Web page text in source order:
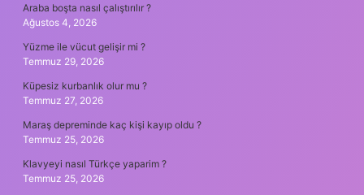
Araba boşta nasıl çalıştırılır ?
Ağustos 4, 2026
Yüzme ile vücut gelişir mi ?
Temmuz 29, 2026
Küpesiz kurbanlık olur mu ?
Temmuz 27, 2026
Maraş depreminde kaç kişi kayıp oldu ?
Temmuz 25, 2026
Klavyeyi nasıl Türkçe yaparim ?
Temmuz 25, 2026